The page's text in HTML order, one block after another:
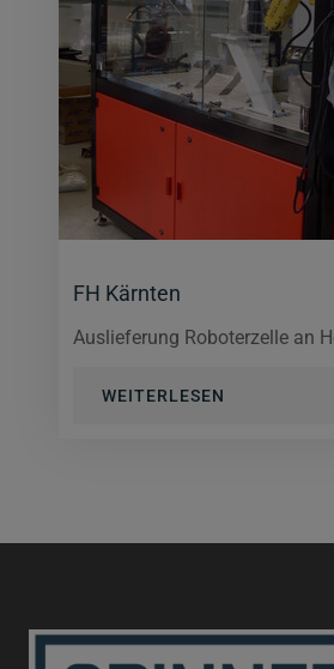
FH Kärnten
Auslieferung Roboterzelle an
WEITERLESEN